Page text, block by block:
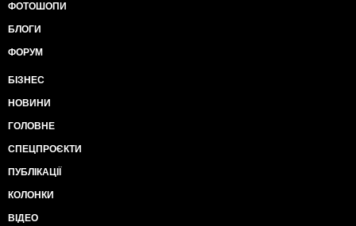
ФОТОШОПИ
БЛОГИ
ФОРУМ
БІЗНЕС
НОВИНИ
ГОЛОВНЕ
СПЕЦПРОЄКТИ
ПУБЛІКАЦІЇ
КОЛОНКИ
ВІДЕО